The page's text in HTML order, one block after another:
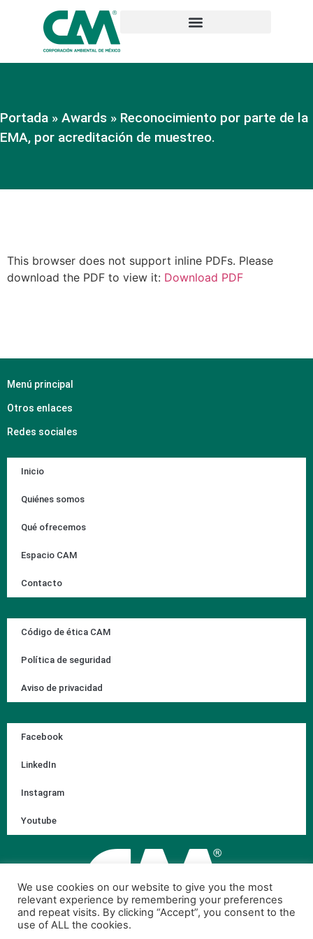
Portada » Awards » Reconocimiento por parte de la
EMA, por acreditación de muestreo.
This browser does not support inline PDFs. Please
download the PDF to view it: Download PDF
Menú principal
Otros enlaces
Redes sociales
Inicio
Quiénes somos
Qué ofrecemos
Espacio CAM
Contacto
Código de ética CAM
Política de seguridad
Aviso de privacidad
Facebook
LinkedIn
Instagram
Youtube
We use cookies on our website to give you the most
relevant experience by remembering your preferences
and repeat visits. By clicking “Accept”, you consent to the
use of ALL the cookies.